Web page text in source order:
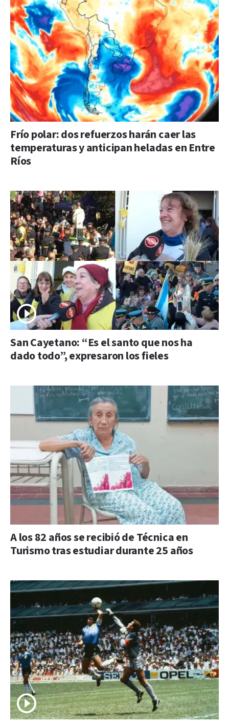
Frío polar: dos refuerzos harán caer las
temperaturas y anticipan heladas en Entre
Ríos
San Cayetano: “Es el santo que nos ha
dado todo”, expresaron los fieles
A los 82 años se recibió de Técnica en
Turismo tras estudiar durante 25 años